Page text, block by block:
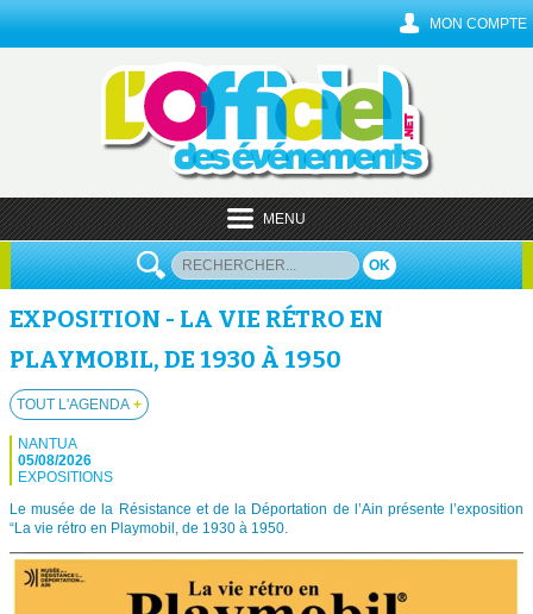
MON COMPTE
MENU
OK
EXPOSITION - LA VIE RÉTRO EN
PLAYMOBIL, DE 1930 À 1950
TOUT L'AGENDA +
NANTUA
05/08/2026
EXPOSITIONS
Le musée de la Résistance et de la Déportation de l’Ain présente l’exposition
“La vie rétro en Playmobil, de 1930 à 1950.